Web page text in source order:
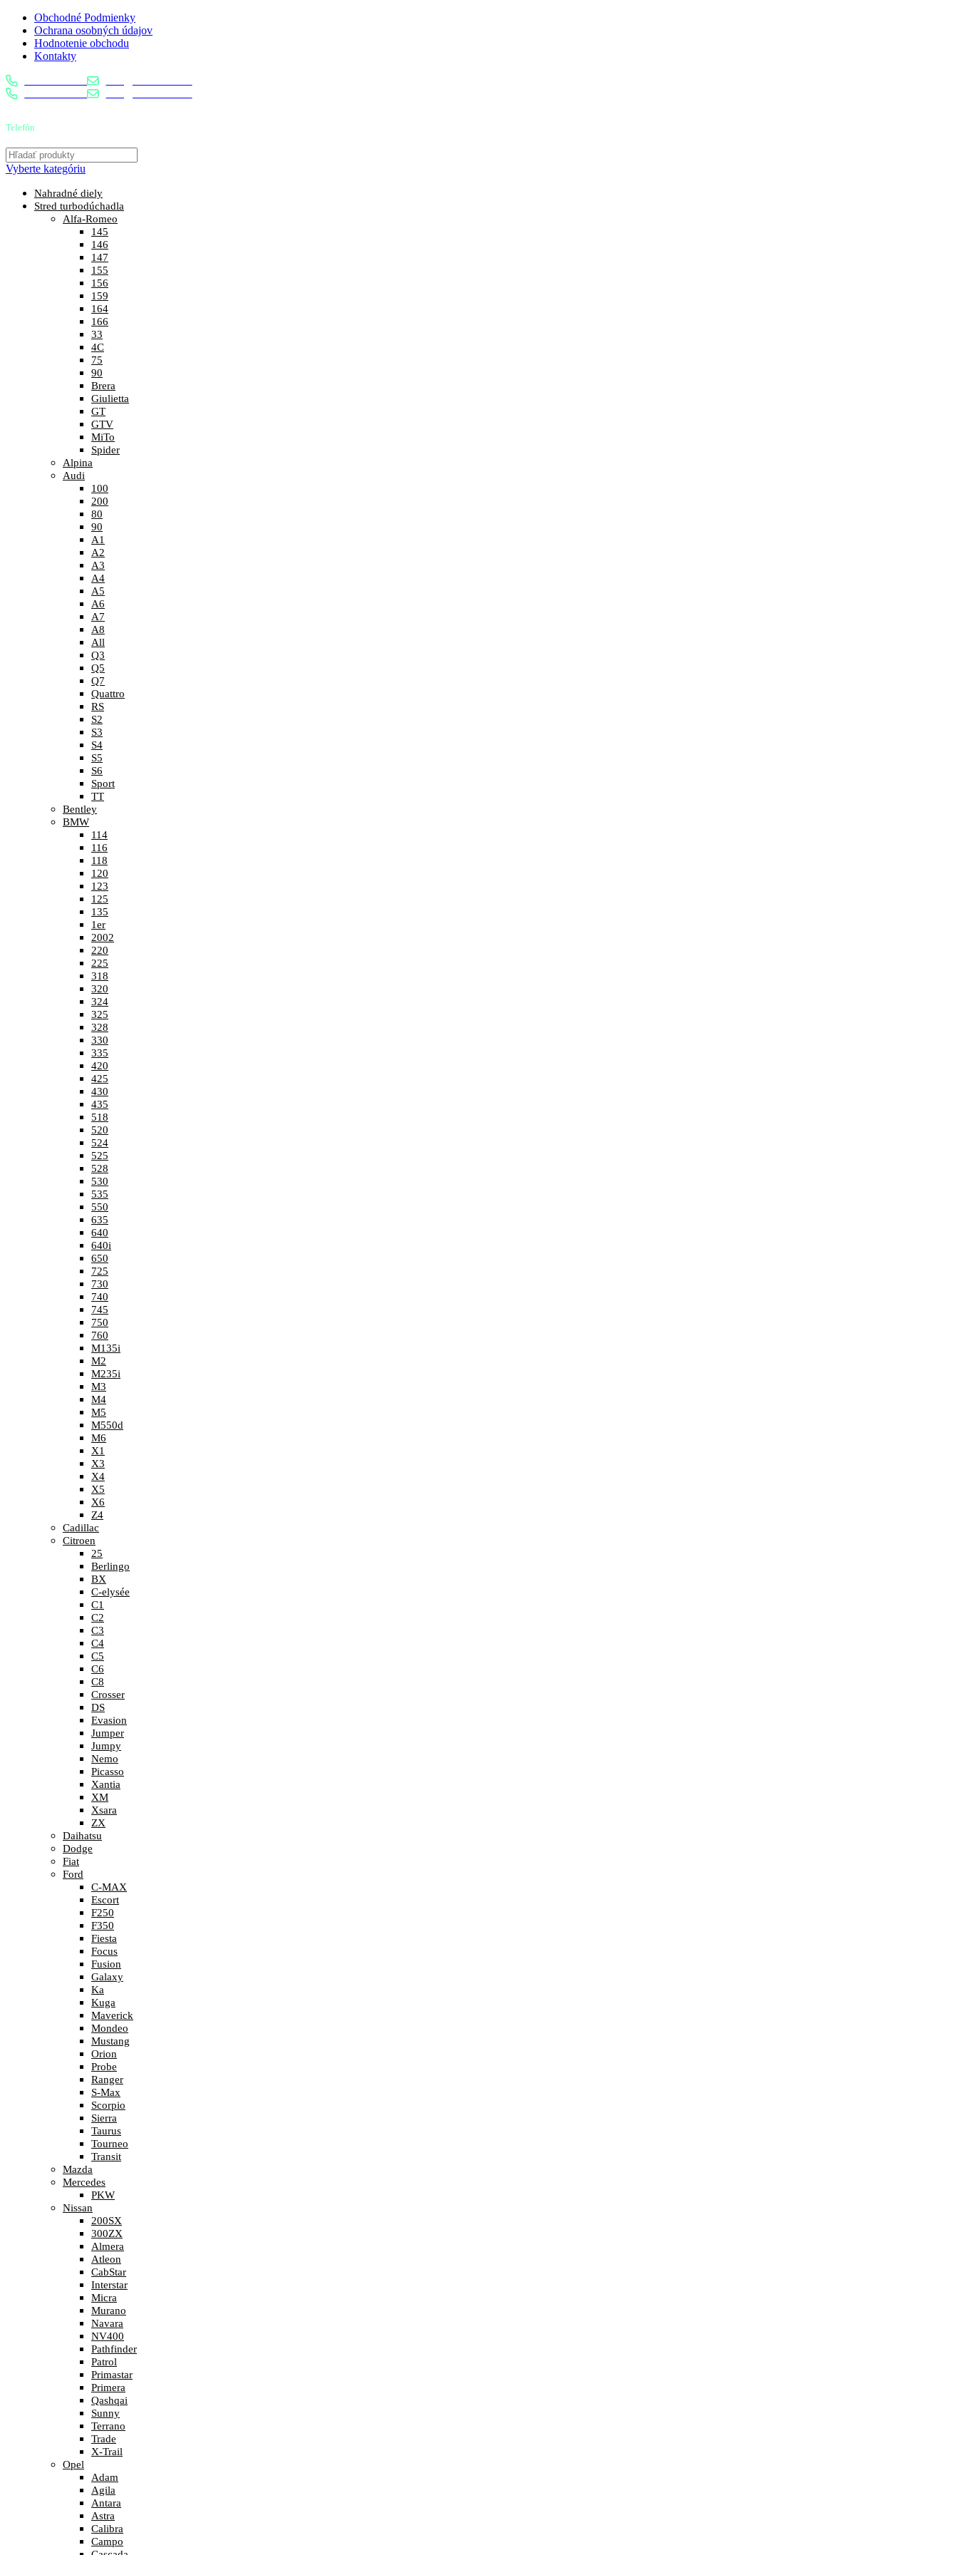
Obchodné Podmienky
Ochrana osobných údajov
Hodnotenie obchodu
Kontakty
0904 400 399
0904 400 399
Telefón
Vyberte kategóriu
Nahradné diely
Stred turbodúchadla
Alfa-Romeo
145
146
147
155
156
159
164
166
33
4C
75
90
Brera
Giulietta
GT
GTV
MiTo
Spider
Alpina
Audi
100
200
80
90
A1
A2
A3
A4
A5
A6
A7
A8
All
Q3
Q5
Q7
Quattro
RS
S2
S3
S4
S5
S6
Sport
TT
Bentley
BMW
114
116
118
120
123
125
135
1er
2002
220
225
318
320
324
325
328
330
335
420
425
430
435
518
520
524
525
528
530
535
550
635
640
640i
650
725
730
740
745
750
760
M135i
M2
M235i
M3
M4
M5
M550d
M6
X1
X3
X4
X5
X6
Z4
Cadillac
Citroen
25
Berlingo
BX
C-elysée
C1
C2
C3
C4
C5
C6
C8
Crosser
DS
Evasion
Jumper
Jumpy
Nemo
Picasso
Xantia
XM
Xsara
ZX
Daihatsu
Dodge
Fiat
Ford
C-MAX
Escort
F250
F350
Fiesta
Focus
Fusion
Galaxy
Ka
Kuga
Maverick
Mondeo
Mustang
Orion
Probe
Ranger
S-Max
Scorpio
Sierra
Taurus
Tourneo
Transit
Mazda
Mercedes
PKW
Nissan
200SX
300ZX
Almera
Atleon
CabStar
Interstar
Micra
Murano
Navara
NV400
Pathfinder
Patrol
Primastar
Primera
Qashqai
Sunny
Terrano
Trade
X-Trail
Opel
Adam
Agila
Antara
Astra
Calibra
Campo